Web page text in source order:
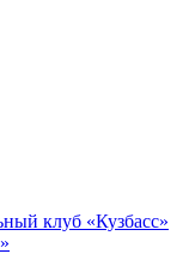
клуб «Кузбасс»